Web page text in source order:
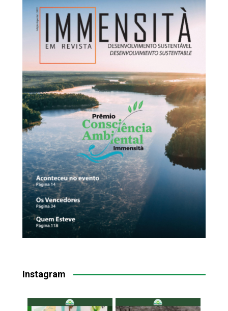
Instagram